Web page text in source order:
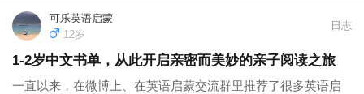
可乐英语启蒙
12岁
日志
1-2岁中文书单，从此开启亲密而美妙的亲子阅读之旅
一直以来，在微博上、在英语启蒙交流群里推荐了很多英语启